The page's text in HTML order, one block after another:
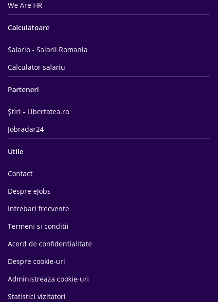
We Are HR
Calculatoare
Salario - Salarii Romania
Calculator salariu
Parteneri
Știri - Libertatea.ro
Jobradar24
Utile
Contact
Despre eJobs
Intrebari frecvente
Termeni si conditii
Acord de confidentialitate
Despre cookie-uri
Administreaza cookie-uri
Statistici vizitatori